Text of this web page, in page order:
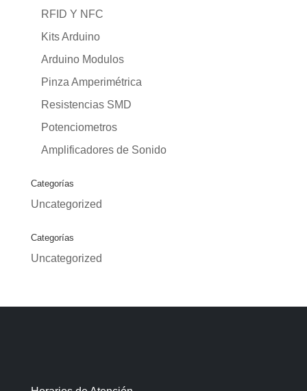
RFID Y NFC
Kits Arduino
Arduino Modulos
Pinza Amperimétrica
Resistencias SMD
Potenciometros
Amplificadores de Sonido
Categorías
Uncategorized
Categorías
Uncategorized